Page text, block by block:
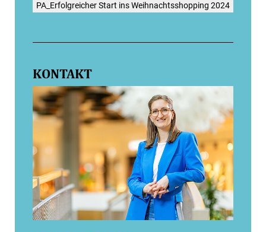
PA_Erfolgreicher Start ins Weihnachtsshopping 2024
KONTAKT